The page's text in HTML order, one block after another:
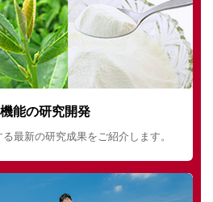
能の研究開発
最新の研究成果をご紹介します。